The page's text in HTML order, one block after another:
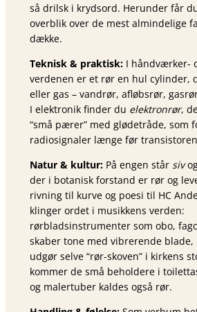
så drilsk i krydsord. Herunder får
overblik over de mest almindelige
dække.
Teknisk & praktisk: I håndværker-
verdenen er et rør en hul cylinder,
eller gas – vandrør, afløbsrør,
I elektronik finder du elektronrør,
“små pærer” med glødetråde, som
radiosignaler længe før
Natur & kultur: På engen står siv
der i botanisk forstand er rør og
rivning til kurve og poesi til HC
klinger ordet i musikkens verden:
rørbladsinstrumenter som obo,
skaber tone med vibrerende
udgør selve “rør-skoven” i kirkens
kommer de små beholdere i
og malertuber kaldes også rør.